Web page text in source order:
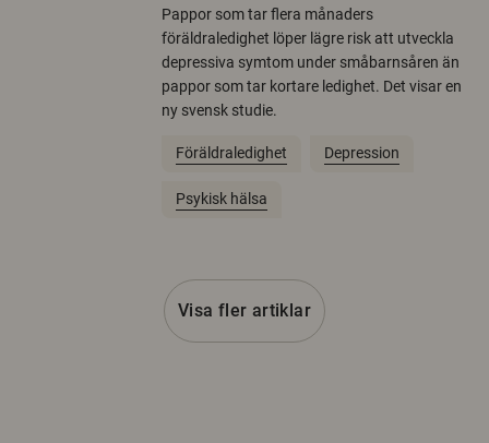
Pappor som tar flera månaders
föräldraledighet löper lägre risk att utveckla
depressiva symtom under småbarnsåren än
pappor som tar kortare ledighet. Det visar en
ny svensk studie.
Föräldraledighet Depression
Psykisk hälsa
Visa fler artiklar